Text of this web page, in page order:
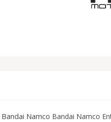
Bandai Namco Bandai Namco